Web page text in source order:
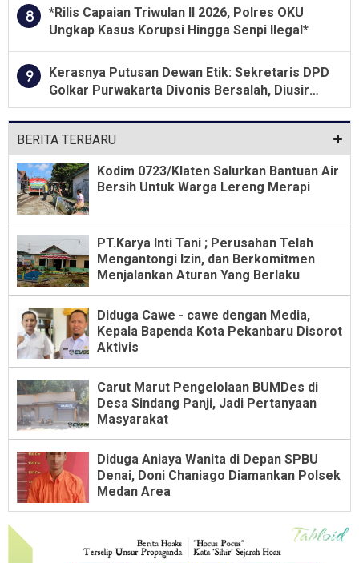
8
*Rilis Capaian Triwulan II 2026, Polres OKU
Ungkap Kasus Korupsi Hingga Senpi Ilegal*
9
Kerasnya Putusan Dewan Etik: Sekretaris DPD
Golkar Purwakarta Divonis Bersalah, Diusir
Dari Jabatan Selama Empat Tahun
BERITA TERBARU
Kodim 0723/Klaten Salurkan Bantuan Air
Bersih Untuk Warga Lereng Merapi
PT.Karya Inti Tani ; Perusahan Telah
Mengantongi Izin, dan Berkomitmen
Menjalankan Aturan Yang Berlaku
Diduga Cawe - cawe dengan Media,
Kepala Bapenda Kota Pekanbaru Disorot
Aktivis
Carut Marut Pengelolaan BUMDes di
Desa Sindang Panji, Jadi Pertanyaan
Masyarakat
Diduga Aniaya Wanita di Depan SPBU
Denai, Doni Chaniago Diamankan Polsek
Medan Area